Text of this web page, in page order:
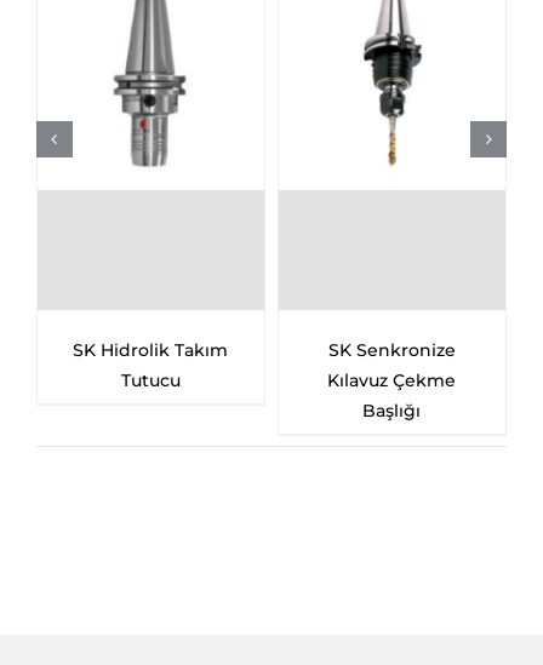
SK Hidrolik Takım
Tutucu
SK Senkronize
Kılavuz Çekme
Başlığı